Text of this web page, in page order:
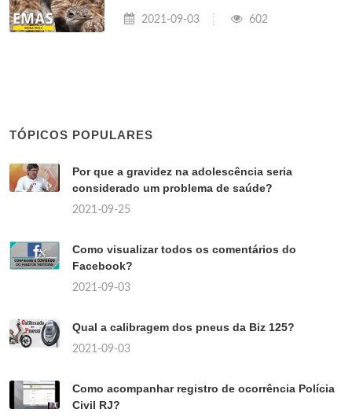
2021-09-03 602
TÓPICOS POPULARES
Por que a gravidez na adolescência seria
considerado um problema de saúde?
2021-09-25
Como visualizar todos os comentários do
Facebook?
2021-09-03
Qual a calibragem dos pneus da Biz 125?
2021-09-03
Como acompanhar registro de ocorrência Polícia
Civil RJ?